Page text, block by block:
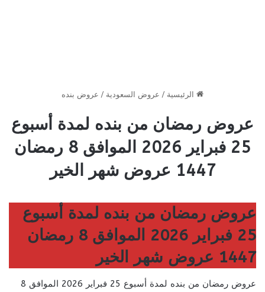
الرئيسية / عروض السعودية / عروض بنده
عروض رمضان من بنده لمدة أسبوع
25 فبراير 2026 الموافق 8 رمضان
1447 عروض شهر الخير
عروض رمضان من بنده لمدة أسبوع
25 فبراير 2026 الموافق 8 رمضان
1447 عروض شهر الخير
عروض رمضان من بنده لمدة أسبوع 25 فبراير 2026 الموافق 8